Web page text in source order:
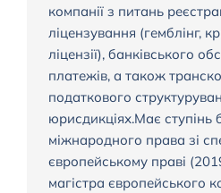
компанії з питань
ліцензування (гемблінг,
ліцензії), банківського
платежів, а також
податкового
юрисдикціях.Має ступінь
міжнародного права зі
європейському праві
магістра європейського